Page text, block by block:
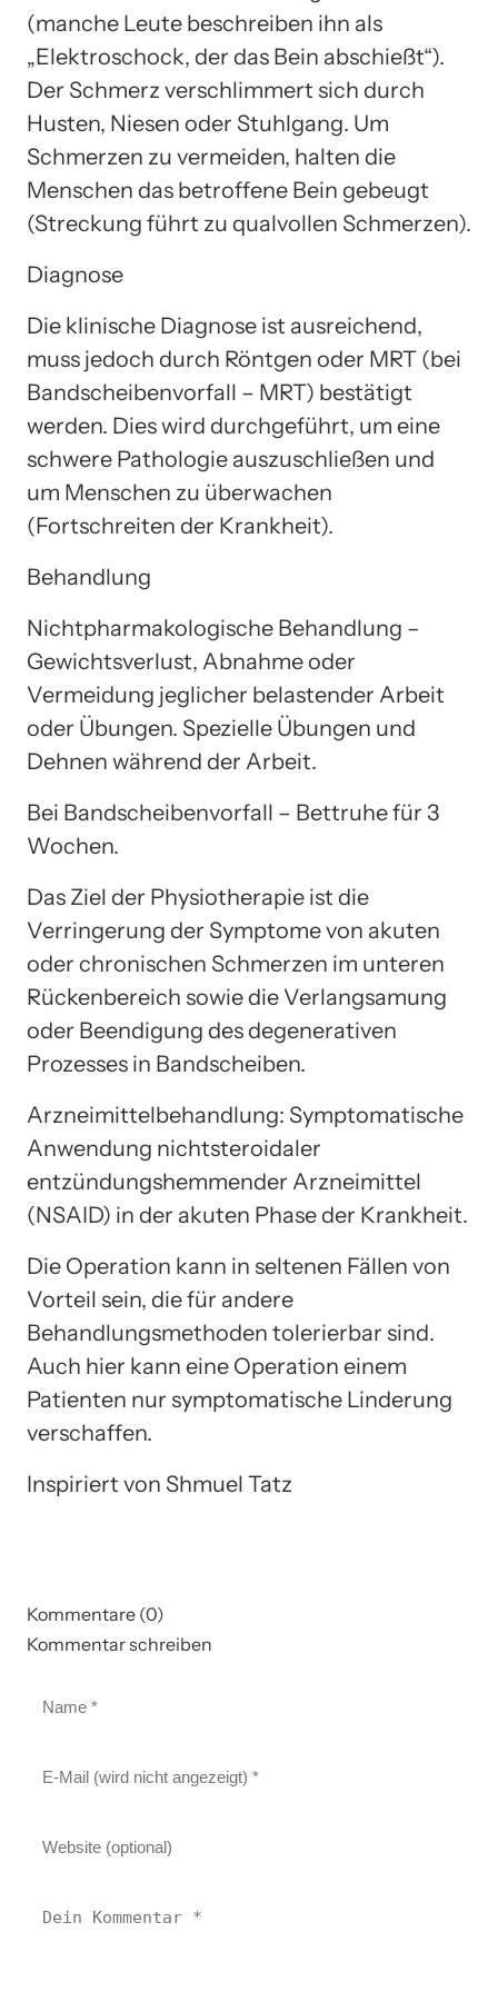
(manche Leute beschreiben ihn als
„Elektroschock, der das Bein abschießt“).
Der Schmerz verschlimmert sich durch
Husten, Niesen oder Stuhlgang. Um
Schmerzen zu vermeiden, halten die
Menschen das betroffene Bein gebeugt
(Streckung führt zu qualvollen Schmerzen).
Diagnose
Die klinische Diagnose ist ausreichend,
muss jedoch durch Röntgen oder MRT (bei
Bandscheibenvorfall – MRT) bestätigt
werden. Dies wird durchgeführt, um eine
schwere Pathologie auszuschließen und
um Menschen zu überwachen
(Fortschreiten der Krankheit).
Behandlung
Nichtpharmakologische Behandlung –
Gewichtsverlust, Abnahme oder
Vermeidung jeglicher belastender Arbeit
oder Übungen. Spezielle Übungen und
Dehnen während der Arbeit.
Bei Bandscheibenvorfall – Bettruhe für 3
Wochen.
Das Ziel der Physiotherapie ist die
Verringerung der Symptome von akuten
oder chronischen Schmerzen im unteren
Rückenbereich sowie die Verlangsamung
oder Beendigung des degenerativen
Prozesses in Bandscheiben.
Arzneimittelbehandlung: Symptomatische
Anwendung nichtsteroidaler
entzündungshemmender Arzneimittel
(NSAID) in der akuten Phase der Krankheit.
Die Operation kann in seltenen Fällen von
Vorteil sein, die für andere
Behandlungsmethoden tolerierbar sind.
Auch hier kann eine Operation einem
Patienten nur symptomatische Linderung
verschaffen.
Inspiriert von Shmuel Tatz
Kommentare (0)
Kommentar schreiben